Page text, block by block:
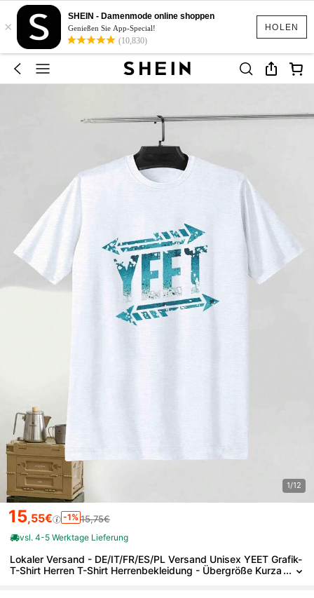
HOLEN
×
SHEIN - Damenmode online shoppen
Genießen Sie App-Special!
(10,830)
1/12
15,55€ -1% 15,75€
vsl. 4-5 Werktage Lieferung
Lokaler Versand - DE/IT/FR/ES/PL Versand Unisex YEET Grafik-
T-Shirt Herren T-Shirt Herrenbekleidung - Übergröße Kurza